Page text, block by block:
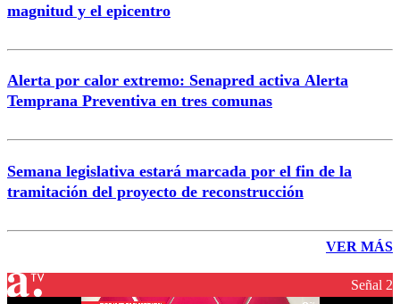
magnitud y el epicentro
Alerta por calor extremo: Senapred activa Alerta
Temprana Preventiva en tres comunas
Semana legislativa estará marcada por el fin de la
tramitación del proyecto de reconstrucción
VER MÁS
Señal 2